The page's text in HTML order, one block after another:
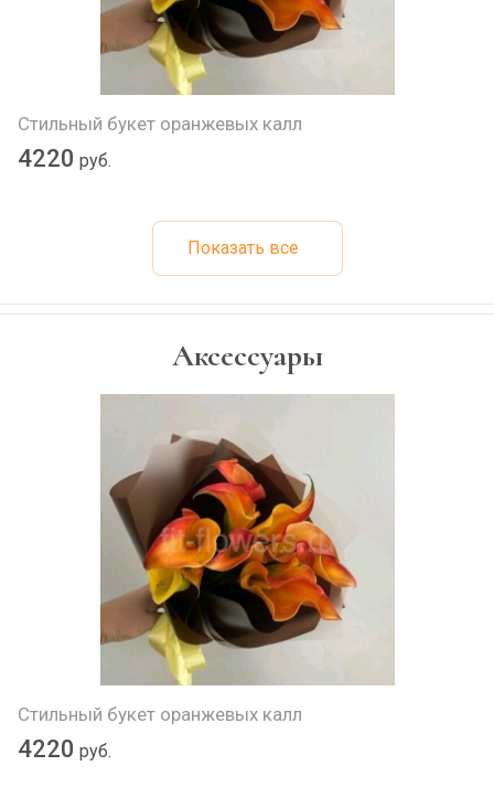
Стильный букет оранжевых калл
4220 руб.
Показать все
Аксессуары
Стильный букет оранжевых калл
4220 руб.